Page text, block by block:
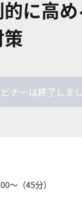
に高
策
ナーは終了しま
〜（45分）